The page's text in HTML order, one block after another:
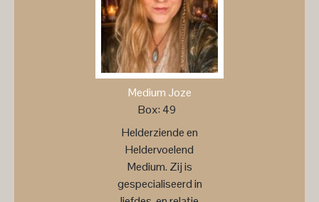
Medium Joze
Box: 49
Helderziende en
Heldervoelend
Medium. Zij is
gespecialiseerd in